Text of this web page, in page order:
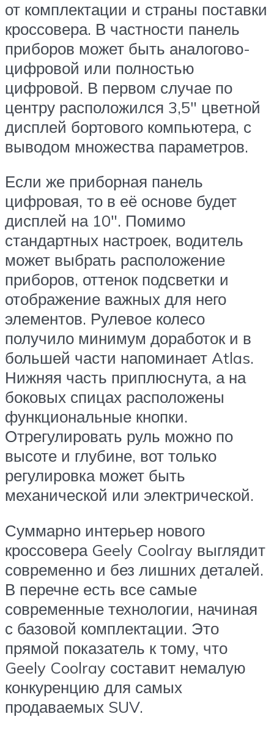
от комплектации и страны поставки
кроссовера. В частности панель
приборов может быть аналогово-
цифровой или полностью
цифровой. В первом случае по
центру расположился 3,5″ цветной
дисплей бортового компьютера, с
выводом множества параметров.
Если же приборная панель
цифровая, то в её основе будет
дисплей на 10″. Помимо
стандартных настроек, водитель
может выбрать расположение
приборов, оттенок подсветки и
отображение важных для него
элементов. Рулевое колесо
получило минимум доработок и в
большей части напоминает Atlas.
Нижняя часть приплюснута, а на
боковых спицах расположены
функциональные кнопки.
Отрегулировать руль можно по
высоте и глубине, вот только
регулировка может быть
механической или электрической.
Суммарно интерьер нового
кроссовера Geely Coolray выглядит
современно и без лишних деталей.
В перечне есть все самые
современные технологии, начиная
с базовой комплектации. Это
прямой показатель к тому, что
Geely Coolray составит немалую
конкуренцию для самых
продаваемых SUV.